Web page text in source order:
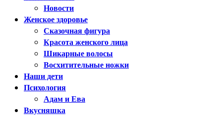
Новости
Женское здоровье
Сказочная фигура
Красота женского лица
Шикарные волосы
Восхитительные ножки
Наши дети
Психология
Адам и Ева
Вкусняшка